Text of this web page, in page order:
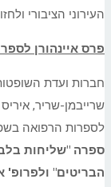
העירוני הציבורי
פרס איינהורן
חברות ועדת
שרייבמן-שריר,
לספרות הרפואה בשפה
ספרה "שליחות
הבריטים" ולפרופ'